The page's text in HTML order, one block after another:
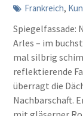
Frankreich,
Spiegelfassade:
Arles – im
mal silbrig
reflektierende
überragt die
Nachbarschaft.